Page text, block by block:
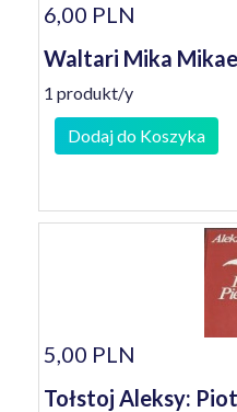
6,00 PLN
Waltari Mika
1 produkt/y
Dodaj do Koszyka
5,00 PLN
Tołstoj Aleksy: